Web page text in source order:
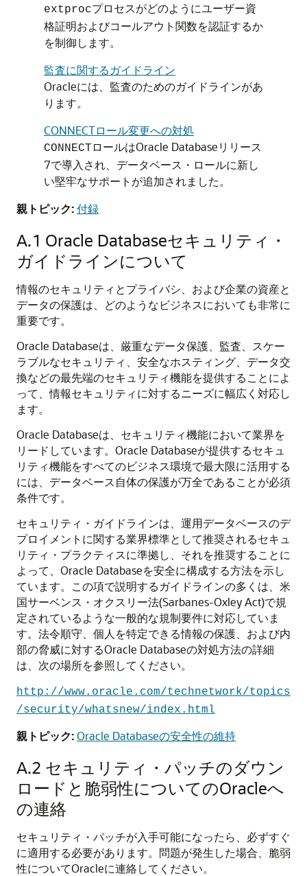
extprocプロセスがどのようにユーザー資
格証明およびコールアウト関数を認証するか
を制御します。
監査に関するガイドライン
Oracleには、監査のためのガイドラインがあ
ります。
CONNECTロール変更への対処
CONNECT ロールはOracle Databaseリリース
7で導入され、データベース・ロールに新し
い堅牢なサポートが追加されました。
親トピック:付録
A.1 Oracle Databaseセキュリティ・
ガイドラインについて
情報のセキュリティとプライバシ、および企業の資産と
データの保護は、どのようなビジネスにおいても非常に
重要です。
Oracle Databaseは、厳重なデータ保護、監査、スケー
ラブルなセキュリティ、安全なホスティング、データ交
換などの最先端のセキュリティ機能を提供することによ
って、情報セキュリティに対するニーズに幅広く対応し
ます。
Oracle Databaseは、セキュリティ機能において業界を
リードしています。Oracle Databaseが提供するセキュ
リティ機能をすべてのビジネス環境で最大限に活用する
には、データベース自体の保護が万全であることが必須
条件です。
セキュリティ・ガイドラインは、運用データベースのデ
プロイメントに関する業界標準として推奨されるセキュ
リティ・プラクティスに準拠し、それを推奨することに
よって、Oracle Databaseを安全に構成する方法を示し
ています。この項で説明するガイドラインの多くは、米
国サーベンス・オクスリー法(Sarbanes-Oxley Act)で規
定されているような一般的な規制要件に対応していま
す。法令順守、個人を特定できる情報の保護、および内
部の脅威に対するOracle Databaseの対処方法の詳細
は、次の場所を参照してください。
http://www.oracle.com/technetwork/topics
/security/whatsnew/index.html
親トピック:Oracle Databaseの安全性の維持
A.2 セキュリティ・パッチのダウン
ロードと脆弱性についてのOracleへ
の連絡
セキュリティ・パッチが入手可能になったら、必ずすぐ
に適用する必要があります。問題が発生した場合、脆弱
性についてOracleに連絡してください。